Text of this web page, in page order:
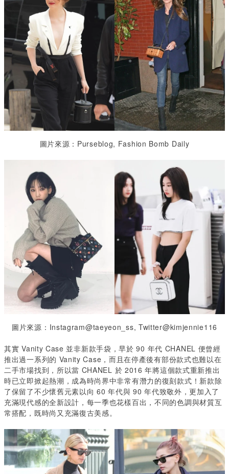
圖片來源：Purseblog, Fashion Bomb Daily
圖片來源：Instagram@taeyeon_ss, Twitter@kimjennie116
其實 Vanity Case 並非新款手袋，早於 90 年代 CHANEL 便曾經
推出過一系列的 Vanity Case，而且在停產後有部份款式也難以在
二手市場找到，所以當 CHANEL 於 2016 年將這個款式重新推出
時已立即掀起熱潮，成為時尚界中非常有潛力的復刻款式！新款除
了保留了不少懷舊元素以向 60 年代與 90 年代致敬外，更加入了
充滿現代感的全新設計，每一季也花樣百出，不同的色調與材質互
常搭配，既時尚又充滿復古美感。